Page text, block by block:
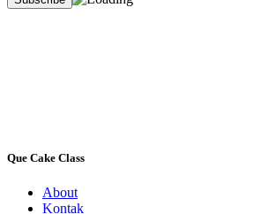
Que Cake Class
About
Kontak